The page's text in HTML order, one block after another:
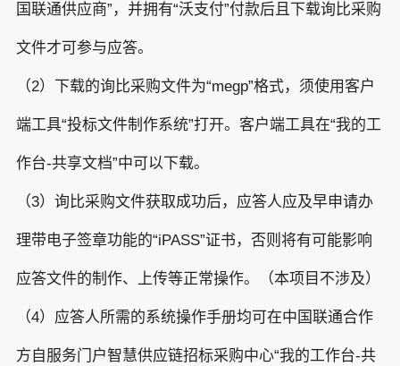
国联通供应商”，并拥有“沃支付”付款后且下载询比采购
文件才可参与应答。
（2）下载的询比采购文件为“megp”格式，须使用客户
端工具“投标文件制作系统”打开。客户端工具在“我的工
作台-共享文档”中可以下载。
（3）询比采购文件获取成功后，应答人应及早申请办
理带电子签章功能的“iPASS”证书，否则将有可能影响
应答文件的制作、上传等正常操作。（本项目不涉及）
（4）应答人所需的系统操作手册均可在中国联通合作
方自服务门户智慧供应链招标采购中心“我的工作台-共